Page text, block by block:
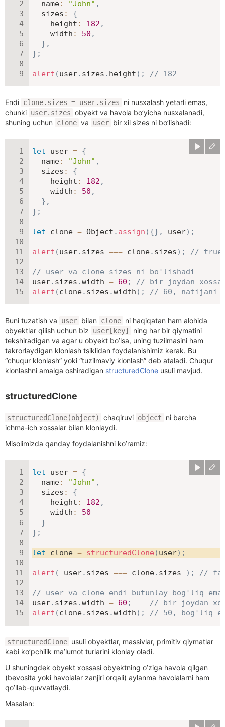
name: "John" ,
sizes :
{
height : 182 ,
width : 50 ,
} ,
} ;
alert (user. sizes . height) ; // 182
Endi clone.sizes = user.sizes
ni nusxalash yetarli emas,
chunki user.sizes obyekt va havola bo’yicha nusxalanadi,
shuning uchun
clone va user bir xil sizes ni bo’lishadi:
let user = {
name: "John" ,
sizes :
{
height : 182 ,
width : 50 ,
} ,
} ;
let clone = Object . assign ({} , user) ;
alert (user. sizes === clone. sizes) ; //
// user va clone sizes ni bo'lishadi
user. sizes .width = 60 ;
// bir joydan
alert (clone. sizes .width) ; // 60, natijani
Buni tuzatish va user bilan clone ni haqiqatan ham alohida
obyektlar qilish uchun biz
user[key]
ning har bir qiymatini
tekshiradigan va agar u obyekt bo’lsa, uning tuzilmasini ham
takrorlaydigan klonlash tsiklidan foydalanishimiz kerak. Bu
“chuqur klonlash” yoki “tuzilmaviy klonlash” deb ataladi. Chuqur
klonlashni amalga oshiradigan structuredClone usuli mavjud.
structuredClone
structuredClone(object) chaqiruvi object
ni barcha
ichma-ich xossalar bilan klonlaydi.
Misolimizda qanday foydalanishni ko’ramiz:
let user = {
name: "John" ,
sizes :
{
height : 182 ,
width :
50
}
} ;
let clone = structuredClone (user) ;
alert ( user. sizes === clone. sizes ) ; //
// user va clone endi butunlay bog'liq
user. sizes .width = 60 ;
// bir joydan
alert (clone. sizes .width) ; // 50, bog'liq
structuredClone usuli obyektlar, massivlar, primitiv qiymatlar
kabi ko’pchilik ma’lumot turlarini klonlay oladi.
U shuningdek obyekt xossasi obyektning o’ziga havola qilgan
(bevosita yoki havolalar zanjiri orqali) aylanma havolalarni ham
qo’llab-quvvatlaydi.
Masalan: